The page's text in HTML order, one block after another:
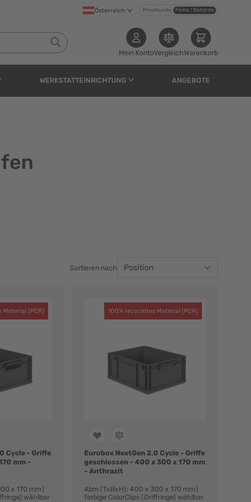
Österreich Privatkunde Firma / Behörde
Mein KontoVergleichWarenkorb
WERKSTATTEINRICHTUNG ANGEBOTE
Sortieren nach
Material (PCR)
Cycle - Griffe
mm -
x 170 mm |
wählbar
100% recyceltes Material (PCR)
Eurobox NextGen 2.0 Cycle - Griffe
geschlossen - 400 x 300 x 170 mm
- Anthrazit
Abm (TxBxH): 400 x 300 x 170 mm |
farbige ColorClips (Griffringe) wählbar